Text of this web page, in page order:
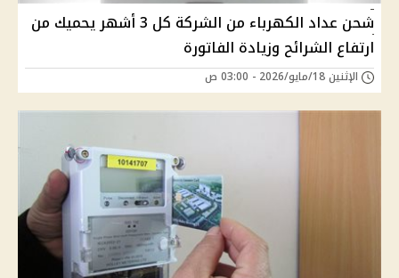
شحن عداد الكهرباء من الشركة كل 3 أشهر يحميك من
ارتفاع الشرائح وزيادة الفاتورة
الإثنين 18/مايو/2026 - 03:00 ص